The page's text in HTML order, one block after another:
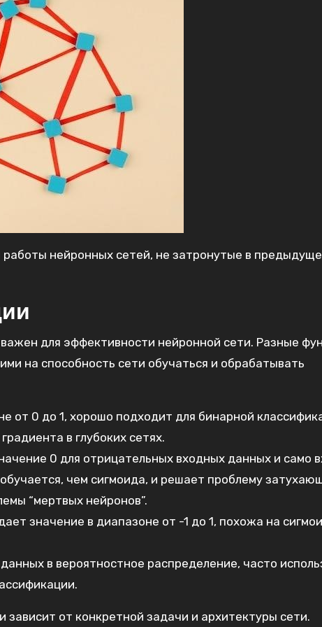
нейронных сетей‚ не затронутые в
для эффективности нейронной сети. Разные
на способность сети обучаться и обрабатывать
от 0 до 1‚ хорошо подходит для бинарной
в глубоких сетях.
0 для отрицательных входных данных и само
чем сигмоида‚ и решает проблему
“мертвых нейронов”.
значение в диапазоне от -1 до 1‚ похожа на
в вероятностное распределение‚ часто
от конкретной задачи и архитектуры сети.